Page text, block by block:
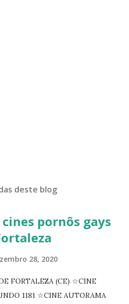
deste blog
pornôs gays
28, 2020
FORTALEZA (CE) ☆CINE
1181 ☆CINE AUTORAMA